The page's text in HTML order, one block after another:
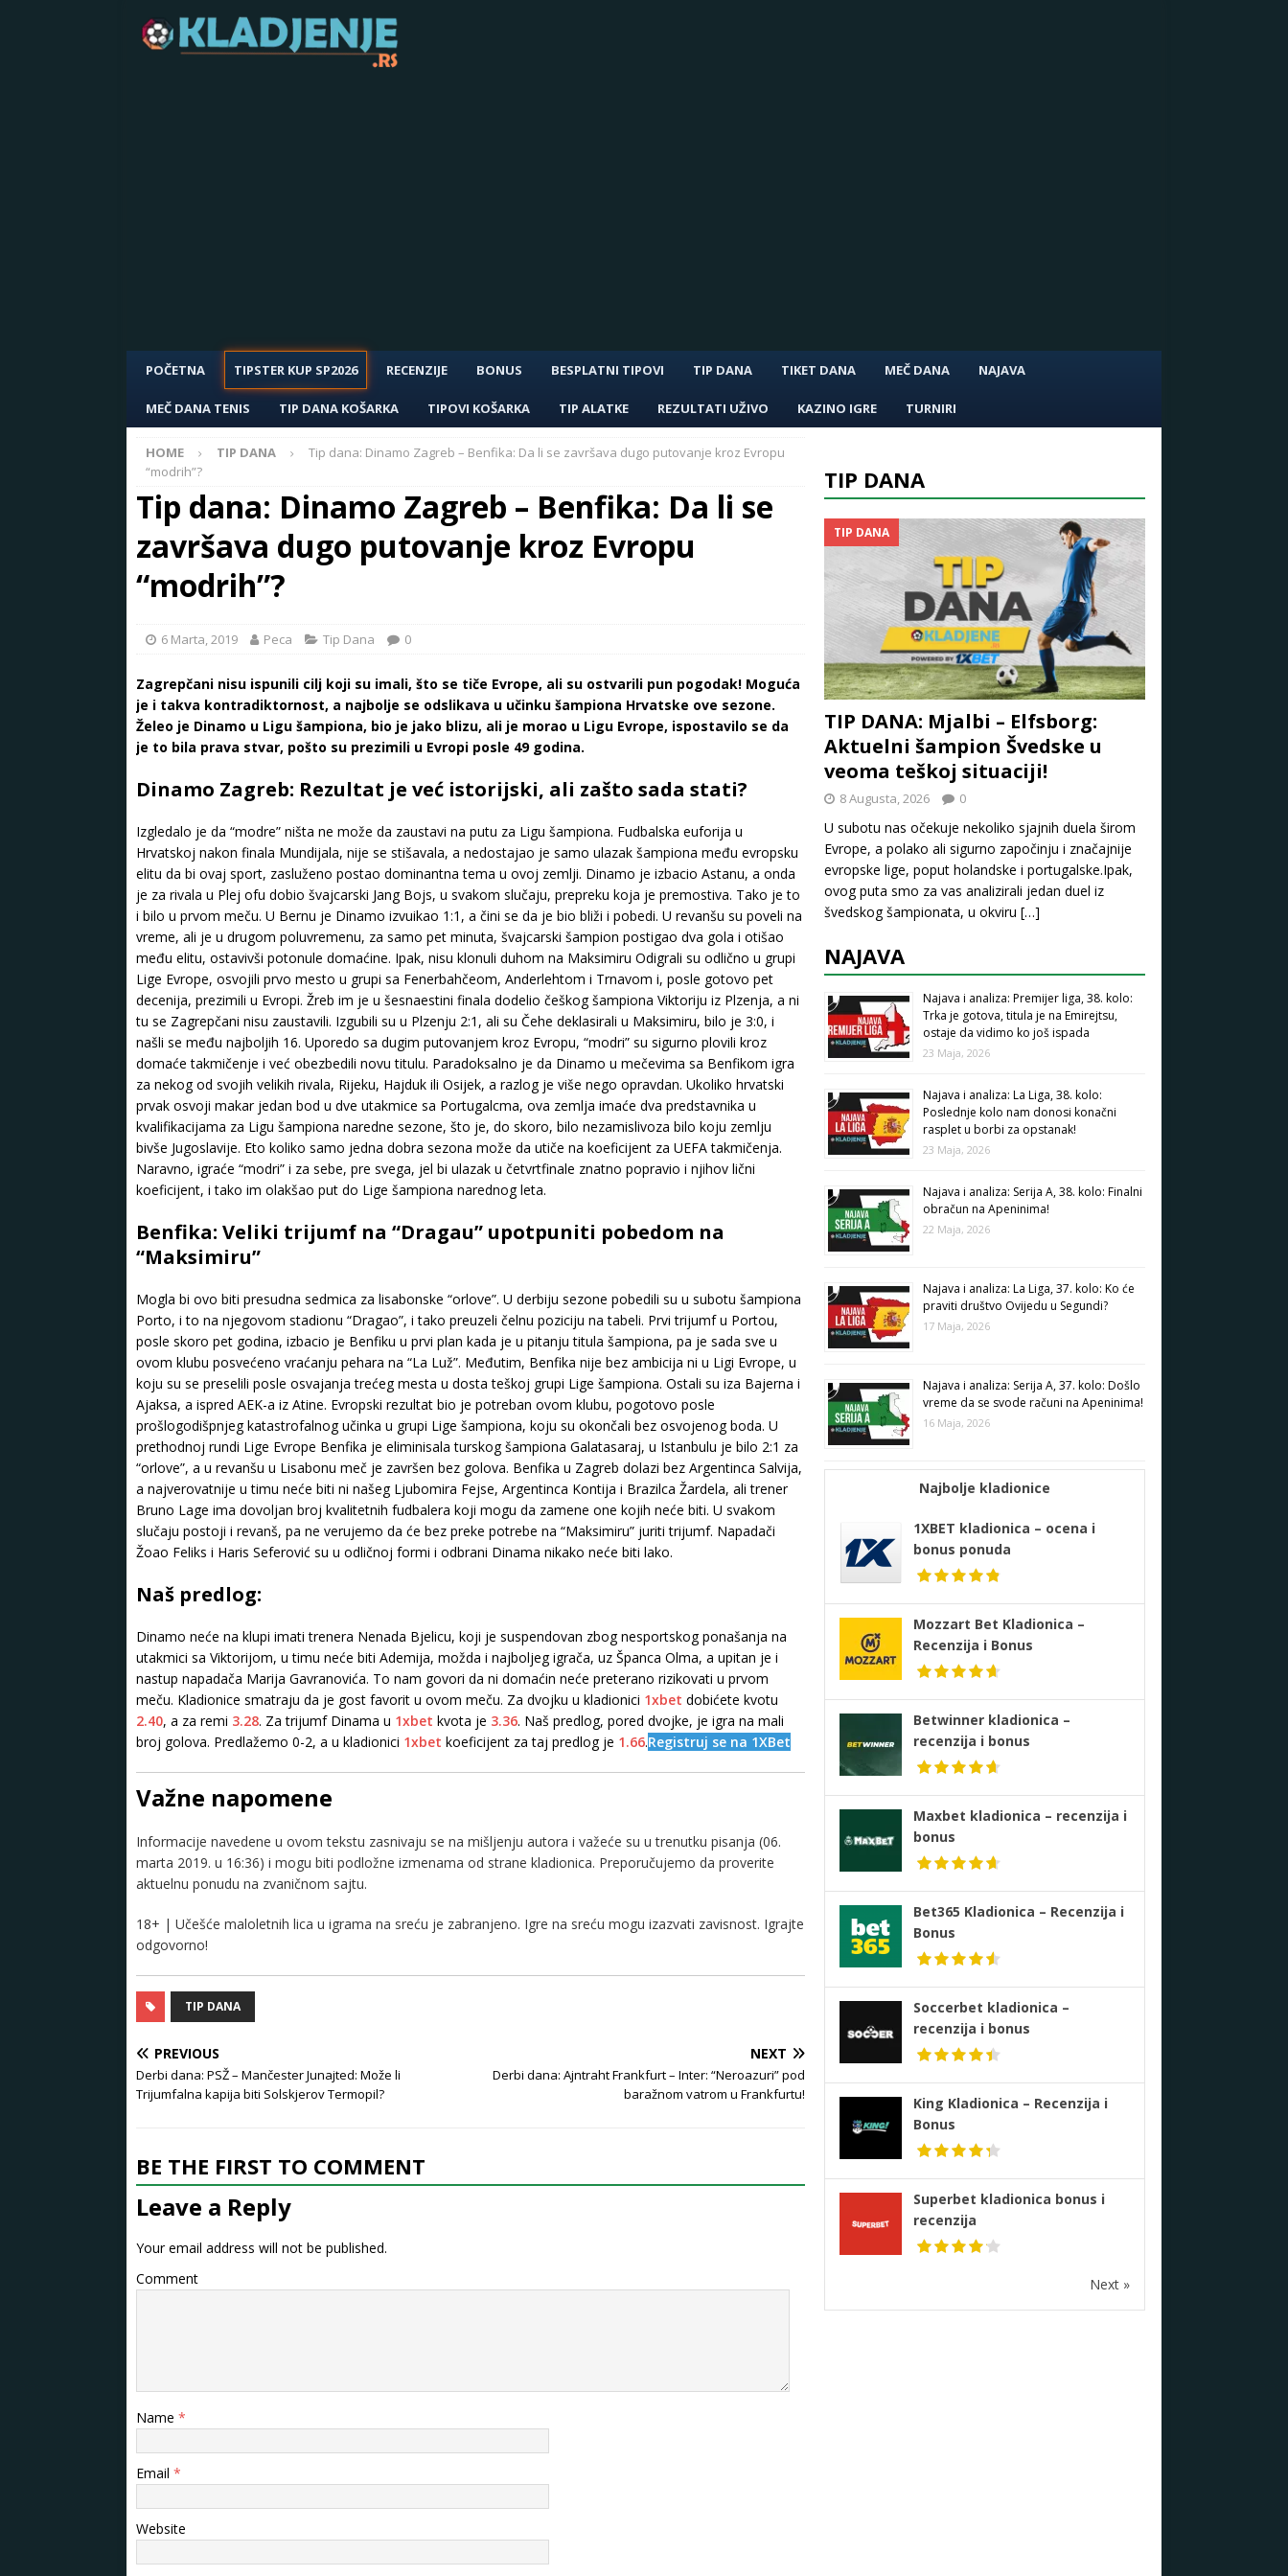
POČETNA TIPSTER KUP SP2026 RECENZIJE BONUS BESPLATNI TIPOVI TIP DANA TIKET DANA MEČ DANA NAJAVA
MEČ DANA TENIS TIP DANA KOŠARKA TIPOVI KOŠARKA TIP ALATKE REZULTATI UŽIVO KAZINO IGRE TURNIRI
HOME TIP DANA
Tip dana: Dinamo Zagreb – Benfika: Da li se završava dugo putovanje kroz Evropu
“modrih”?
Tip dana: Dinamo Zagreb – Benfika: Da li se
završava dugo putovanje kroz Evropu
“modrih”?
6 Marta, 2019 Peca Tip Dana 0
Zagrepčani nisu ispunili cilj koji su imali, što se tiče Evrope, ali su ostvarili pun pogodak! Moguća
je i takva kontradiktornost, a najbolje se odslikava u učinku šampiona Hrvatske ove sezone.
Želeo je Dinamo u Ligu šampiona, bio je jako blizu, ali je morao u Ligu Evrope, ispostavilo se da
je to bila prava stvar, pošto su prezimili u Evropi posle 49 godina.
Dinamo Zagreb: Rezultat je već istorijski, ali zašto sada stati?
Izgledalo je da “modre” ništa ne može da zaustavi na putu za Ligu šampiona. Fudbalska euforija u
Hrvatskoj nakon finala Mundijala, nije se stišavala, a nedostajao je samo ulazak šampiona među evropsku
elitu da bi ovaj sport, zasluženo postao dominantna tema u ovoj zemlji. Dinamo je izbacio Astanu, a onda
je za rivala u Plej ofu dobio švajcarski Jang Bojs, u svakom slučaju, prepreku koja je premostiva. Tako je to
i bilo u prvom meču. U Bernu je Dinamo izvuikao 1:1, a čini se da je bio bliži i pobedi. U revanšu su poveli na
vreme, ali je u drugom poluvremenu, za samo pet minuta, švajcarski šampion postigao dva gola i otišao
među elitu, ostavivši potonule domaćine. Ipak, nisu klonuli duhom na Maksimiru Odigrali su odlično u grupi
Lige Evrope, osvojili prvo mesto u grupi sa Fenerbahčeom, Anderlehtom i Trnavom i, posle gotovo pet
decenija, prezimili u Evropi. Žreb im je u šesnaestini finala dodelio češkog šampiona Viktoriju iz Plzenja, a ni
tu se Zagrepčani nisu zaustavili. Izgubili su u Plzenju 2:1, ali su Čehe deklasirali u Maksimiru, bilo je 3:0, i
našli se među najboljih 16. Uporedo sa dugim putovanjem kroz Evropu, “modri” su sigurno plovili kroz
domaće takmičenje i već obezbedili novu titulu. Paradoksalno je da Dinamo u mečevima sa Benfikom igra
za nekog od svojih velikih rivala, Rijeku, Hajduk ili Osijek, a razlog je više nego opravdan. Ukoliko hrvatski
prvak osvoji makar jedan bod u dve utakmice sa Portugalcma, ova zemlja imaće dva predstavnika u
kvalifikacijama za Ligu šampiona naredne sezone, što je, do skoro, bilo nezamislivoza bilo koju zemlju
bivše Jugoslavije. Eto koliko samo jedna dobra sezona može da utiče na koeficijent za UEFA takmičenja.
Naravno, igraće “modri” i za sebe, pre svega, jel bi ulazak u četvrtfinale znatno popravio i njihov lični
koeficijent, i tako im olakšao put do Lige šampiona narednog leta.
Benfika: Veliki trijumf na “Dragau” upotpuniti pobedom na
“Maksimiru”
Mogla bi ovo biti presudna sedmica za lisabonske “orlove”. U derbiju sezone pobedili su u subotu šampiona
Porto, i to na njegovom stadionu “Dragao”, i tako preuzeli čelnu poziciju na tabeli. Prvi trijumf u Portou,
posle skoro pet godina, izbacio je Benfiku u prvi plan kada je u pitanju titula šampiona, pa je sada sve u
ovom klubu posvećeno vraćanju pehara na “La Luž”. Međutim, Benfika nije bez ambicija ni u Ligi Evrope, u
koju su se preselili posle osvajanja trećeg mesta u dosta teškoj grupi Lige šampiona. Ostali su iza Bajerna i
Ajaksa, a ispred AEK-a iz Atine. Evropski rezultat bio je potreban ovom klubu, pogotovo posle
prošlogodišpnjeg katastrofalnog učinka u grupi Lige šampiona, koju su okončali bez osvojenog boda. U
prethodnoj rundi Lige Evrope Benfika je eliminisala turskog šampiona Galatasaraj, u Istanbulu je bilo 2:1 za
“orlove”, a u revanšu u Lisabonu meč je završen bez golova. Benfika u Zagreb dolazi bez Argentinca Salvija,
a najverovatnije u timu neće biti ni našeg Ljubomira Fejse, Argentinca Kontija i Brazilca Žardela, ali trener
Bruno Lage ima dovoljan broj kvalitetnih fudbalera koji mogu da zamene one kojih neće biti. U svakom
slučaju postoji i revanš, pa ne verujemo da će bez preke potrebe na “Maksimiru” juriti trijumf. Napadači
Žoao Feliks i Haris Seferović su u odličnoj formi i odbrani Dinama nikako neće biti lako.
Naš predlog:
Dinamo neće na klupi imati trenera Nenada Bjelicu, koji je suspendovan zbog nesportskog ponašanja na
utakmici sa Viktorijom, u timu neće biti Ademija, možda i najboljeg igrača, uz Španca Olma, a upitan je i
nastup napadača Marija Gavranovića. To nam govori da ni domaćin neće preterano rizikovati u prvom
meču. Kladionice smatraju da je gost favorit u ovom meču. Za dvojku u kladionici 1xbet dobićete kvotu
2.40, a za remi 3.28. Za trijumf Dinama u 1xbet kvota je 3.36. Naš predlog, pored dvojke, je igra na mali
broj golova. Predlažemo 0-2, a u kladionici 1xbet koeficijent za taj predlog je 1.66.Registruj se na 1XBet
Važne napomene
Informacije navedene u ovom tekstu zasnivaju se na mišljenju autora i važeće su u trenutku pisanja (06.
marta 2019. u 16:36) i mogu biti podložne izmenama od strane kladionica. Preporučujemo da proverite
aktuelnu ponudu na zvaničnom sajtu.
18+ | Učešće maloletnih lica u igrama na sreću je zabranjeno. Igre na sreću mogu izazvati zavisnost. Igrajte
odgovorno!
TIP DANA
PREVIOUS
Derbi dana: PSŽ – Mančester Junajted: Može li
Trijumfalna kapija biti Solskjerov Termopil?
NEXT
Derbi dana: Ajntraht Frankfurt – Inter: “Neroazuri” pod
baražnom vatrom u Frankfurtu!
BE THE FIRST TO COMMENT
Leave a Reply
Your email address will not be published.
Comment
Name *
Email *
Website
TIP DANA
TIP DANA
TIP DANA: Mjalbi – Elfsborg:
Aktuelni šampion Švedske u
veoma teškoj situaciji!
8 Augusta, 2026 0
U subotu nas očekuje nekoliko sjajnih duela širom
Evrope, a polako ali sigurno započinju i značajnije
evropske lige, poput holandske i portugalske.Ipak,
ovog puta smo za vas analizirali jedan duel iz
švedskog šampionata, u okviru […]
NAJAVA
Najava i analiza: Premijer liga, 38. kolo:
Trka je gotova, titula je na Emirejtsu,
ostaje da vidimo ko još ispada
23 Maja, 2026
Najava i analiza: La Liga, 38. kolo:
Poslednje kolo nam donosi konačni
rasplet u borbi za opstanak!
23 Maja, 2026
Najava i analiza: Serija A, 38. kolo: Finalni
obračun na Apeninima!
22 Maja, 2026
Najava i analiza: La Liga, 37. kolo: Ko će
praviti društvo Ovijedu u Segundi?
17 Maja, 2026
Najava i analiza: Serija A, 37. kolo: Došlo
vreme da se svode računi na Apeninima!
16 Maja, 2026
Najbolje kladionice
1XBET kladionica – ocena i
bonus ponuda
Mozzart Bet Kladionica –
Recenzija i Bonus
Betwinner kladionica –
recenzija i bonus
Maxbet kladionica – recenzija i
bonus
Bet365 Kladionica – Recenzija i
Bonus
Soccerbet kladionica –
recenzija i bonus
King Kladionica – Recenzija i
Bonus
Superbet kladionica bonus i
recenzija
Next »